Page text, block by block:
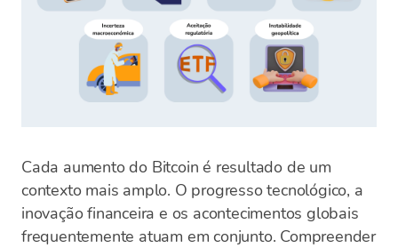
Cada aumento do Bitcoin é resultado de um
contexto mais amplo. O progresso tecnológico, a
inovação financeira e os acontecimentos globais
frequentemente atuam em conjunto. Compreender